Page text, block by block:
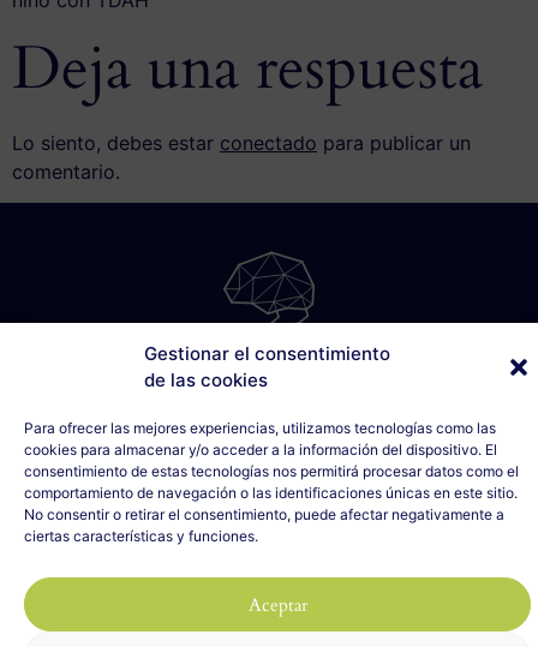
Gestionar el consentimiento
de las cookies
Para ofrecer las mejores experiencias, utilizamos tecnologías como las
cookies para almacenar y/o acceder a la información del dispositivo. El
consentimiento de estas tecnologías nos permitirá procesar datos como el
comportamiento de navegación o las identificaciones únicas en este sitio.
No consentir o retirar el consentimiento, puede afectar negativamente a
ciertas características y funciones.
Aceptar
Deja una respuesta
Lo siento, debes estar conectado para publicar un
comentario.
SÁBILIS
33007 Oviedo, Asturias
635 990 154
info@sabilis.com
Aviso Legal y Política de Privacidad
Política de Cookies
2023 SÁBILIS - Todos los derechos reservados
Diseño web realizado porILUMINA TU WEBcon 🤍